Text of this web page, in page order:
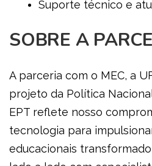
Suporte técnico e
SOBRE A
A parceria com o MEC, a
projeto da Política
EPT reflete nosso
tecnologia para
educacionais